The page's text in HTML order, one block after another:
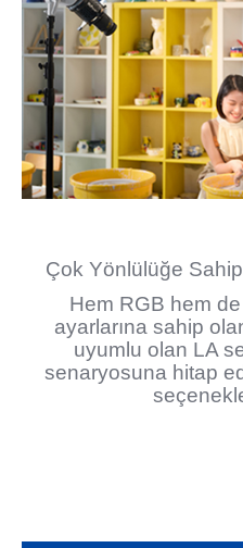
Çok Yönlülüğe
Hem RGB hem de
ayarlarına sahip
uyumlu olan LA
senaryosuna hitap